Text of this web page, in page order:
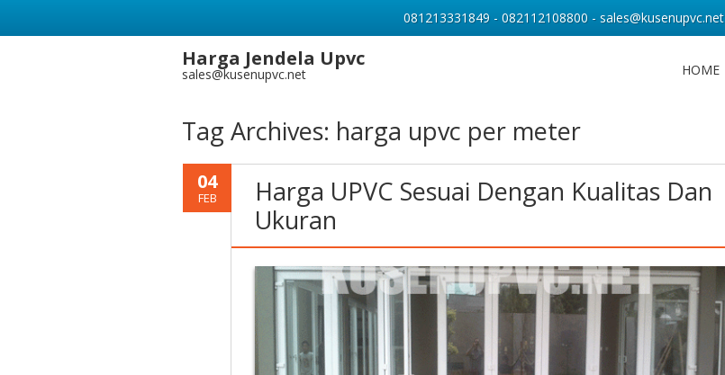
Harga Jendela Upvc
sales@kusenupvc.net HOME
Tag Archives: harga upvc per meter
04
FEB
Harga UPVC Sesuai Dengan Kualitas Dan
Ukuran
081213331849 - 082112108800 - sales@kusenupvc.net